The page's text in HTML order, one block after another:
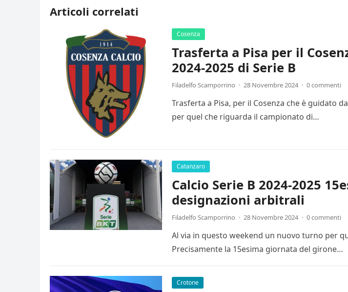
Articoli correlati
Cosenza
Trasferta a Pisa per il
2024-2025 di Serie B
Filadelfo Scamporrino · 28 Novembre 2024 · 0 commenti
Trasferta a Pisa, per il Cosenza che è guidato
per quel che riguarda il campionato di…
Catanzaro
Calcio Serie B 2024-2025
designazioni arbitrali
Filadelfo Scamporrino · 28 Novembre 2024 · 0 commenti
Al via in questo weekend un nuovo turno per
Precisamente la 15esima giornata del girone…
Crotone